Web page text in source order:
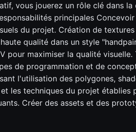
vous jouerez un rôle clé dans la
principales
du projet. Création de
qualité dans un style
pour maximiser la qualité visuelle.
de programmation et de
l'utilisation des polygones,
les techniques du projet établies
Créer des assets et des